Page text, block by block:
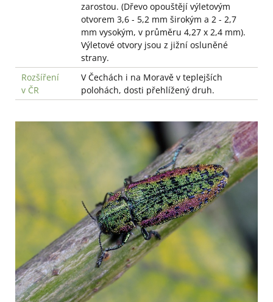
zarostou. (Dřevo opouštějí výletovým
otvorem 3,6 - 5,2 mm širokým a 2 - 2,7
mm vysokým, v průměru 4,27 x 2,4 mm).
Výletové otvory jsou z jižní osluněné
strany.
Rozšíření
v ČR
V Čechách i na Moravě v teplejších
polohách, dosti přehlížený druh.